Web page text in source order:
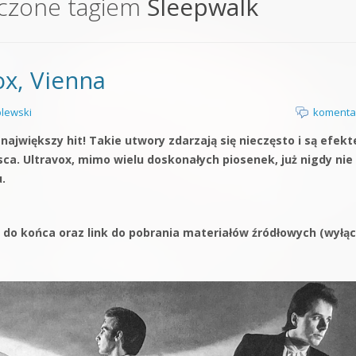
od podstaw
Kompendium
tagiem Sleepwalk
Vienna
hit! Takie utwory zdarzają się nieczęsto i są
Ultravox, mimo wielu doskonałych piosenek, już nigdy nie
końca oraz link do pobrania materiałów źródłowych